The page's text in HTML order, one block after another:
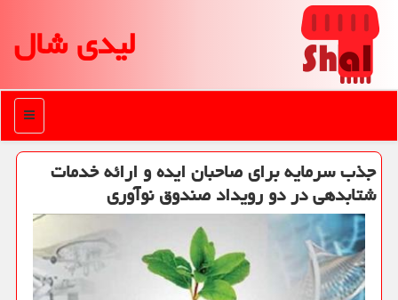
لیدی شال
منو
جذب سرمایه برای صاحبان ایده و ارائه خدمات
شتابدهی در دو رویداد صندوق نوآوری